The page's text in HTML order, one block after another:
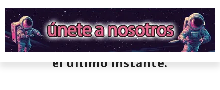
128 segundos antes del
desastre: Microsoft Defender
detuvo a los extorsionadores en
el último instante.